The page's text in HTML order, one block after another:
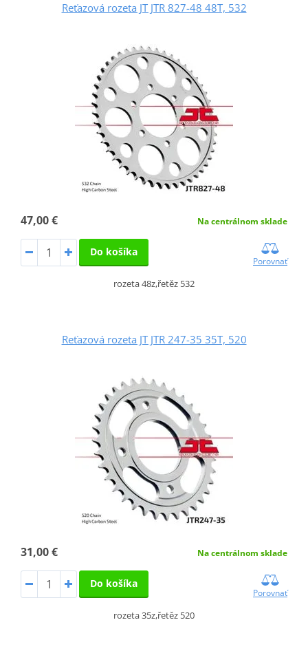
Reťazová rozeta JT JTR 827-48 48T, 532
47,00 € Na centrálnom sklade
Do košíka
Porovnať
rozeta 48z,řetěz 532
Reťazová rozeta JT JTR 247-35 35T, 520
31,00 € Na centrálnom sklade
Do košíka
Porovnať
rozeta 35z,řetěz 520